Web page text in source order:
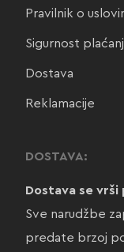
Pravilnik o
Sigurnost
Dostava
Reklamacije
DOSTAVA:
Dostava se vrši
Sve narudžbe
predate brzoj